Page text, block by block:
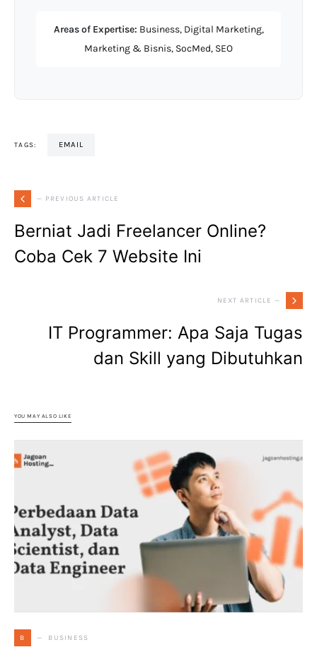
Areas of Expertise: Business, Digital Marketing,
Marketing & Bisnis, SocMed, SEO
TAGS: EMAIL
— PREVIOUS ARTICLE
Berniat Jadi Freelancer Online?
Coba Cek 7 Website Ini
NEXT ARTICLE —
IT Programmer: Apa Saja Tugas
dan Skill yang Dibutuhkan
YOU MAY ALSO LIKE
B BUSINESS